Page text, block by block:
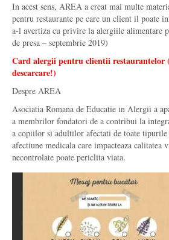
In acest sens, AREA a creat mai multe
pentru restaurante pe care un client il poate
a-l avertiza cu privire la alergiile alimentare
de presa – septembrie 2019)
Card alergii pentru clientii restaurantelor
descarcare!)
Despre AREA
Asociatia Romana de Educatie in Alergii a
a membrilor fondatori de a contribui la
a copiilor si adultilor afectati de toate
afectiune medicala care impacteaza
necontrolate poate periclita viata.